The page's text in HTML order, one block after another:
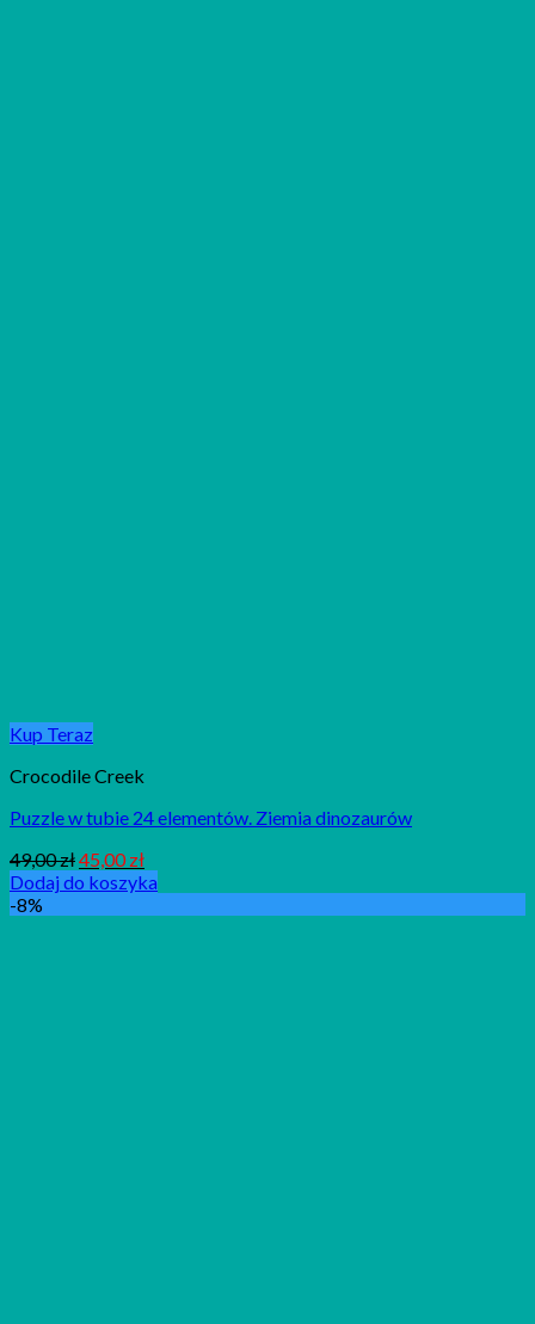
Kup Teraz
Crocodile Creek
Puzzle w tubie 24 elementów. Ziemia dinozaurów
49,00zł45,00zł
Dodaj do koszyka
-8%